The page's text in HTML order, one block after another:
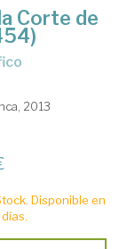
Corte de
2013
Disponible en